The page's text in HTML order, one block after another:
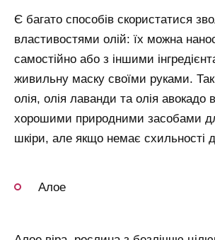
Є багато способів скористатися
властивостями олій: їх можна
самостійно або з іншими
живильну маску своїми руками.
олія, олія лаванди та олія авокадо
хорошими природними засобами
шкіри, але якщо немає схильності
Алое